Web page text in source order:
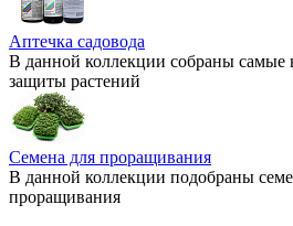
Аптечка садовода
В данной коллекции собраны самые
защиты растений
Семена для проращивания
В данной коллекции подобраны
проращивания